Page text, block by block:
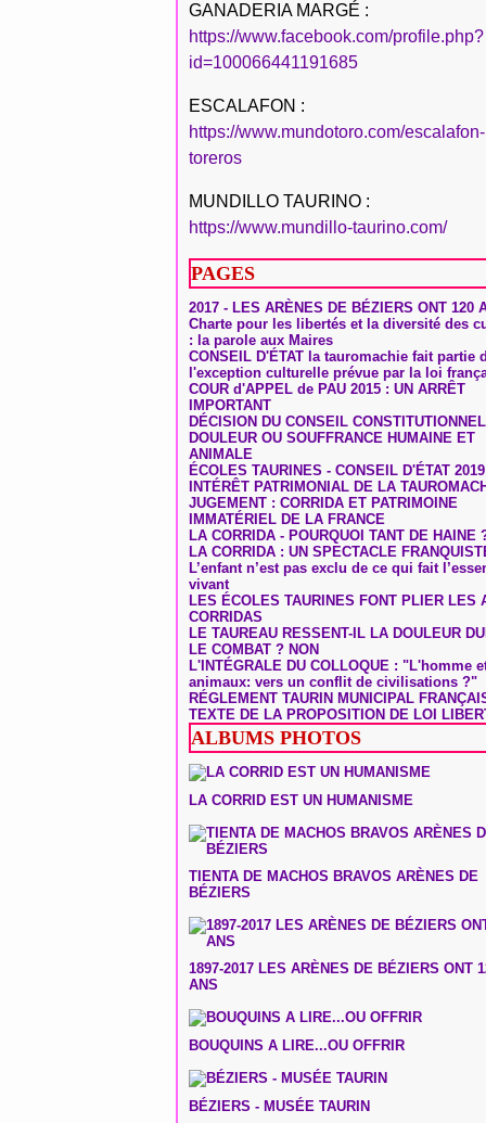
GANADERIA MARGÉ :
https://www.facebook.com/profile.php?
id=100066441191685
ESCALAFON :
https://www.mundotoro.com/escalafon-
toreros
MUNDILLO TAURINO :
https://www.mundillo-taurino.com/
PAGES
2017 - LES ARÈNES DE BÉZIERS ONT 120
Charte pour les libertés et la diversité des
: la parole aux Maires
CONSEIL D'ÉTAT la tauromachie fait partie
l'exception culturelle prévue par la loi
COUR d'APPEL de PAU 2015 : UN ARRÊT
IMPORTANT
DÉCISION DU CONSEIL CONSTITUTIONNEL
DOULEUR OU SOUFFRANCE HUMAINE ET
ANIMALE
ÉCOLES TAURINES - CONSEIL D'ÉTAT 2019
INTÉRÊT PATRIMONIAL DE LA
JUGEMENT : CORRIDA ET PATRIMOINE
IMMATÉRIEL DE LA FRANCE
LA CORRIDA - POURQUOI TANT DE HAINE
LA CORRIDA : UN SPECTACLE
L’enfant n’est pas exclu de ce qui fait
vivant
LES ÉCOLES TAURINES FONT PLIER LES
CORRIDAS
LE TAUREAU RESSENT-IL LA DOULEUR
LE COMBAT ? NON
L'INTÉGRALE DU COLLOQUE : "L'homme
animaux: vers un conflit de civilisations ?"
RÉGLEMENT TAURIN MUNICIPAL
TEXTE DE LA PROPOSITION DE LOI
ALBUMS PHOTOS
LA CORRID EST UN HUMANISME
TIENTA DE MACHOS BRAVOS ARÈNES DE
BÉZIERS
1897-2017 LES ARÈNES DE BÉZIERS ONT
ANS
BOUQUINS A LIRE...OU OFFRIR
BÉZIERS - MUSÉE TAURIN